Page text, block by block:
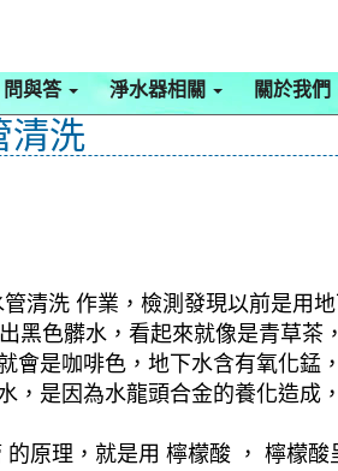
問與答 淨水器相關 關於我們
清洗
清洗 作業，檢測發現以前是用
黑色髒水，看起來就像是青草
是咖啡色，地下水含有氧化
是因為水龍頭合金的養化造
原理，就是用 檸檬酸 ， 檸檬